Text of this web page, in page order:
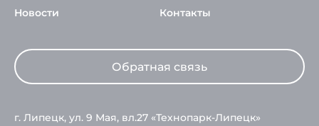
Новости Контакты
Обратная связь
г. Липецк, ул. 9 Мая, вл.27 «Технопарк-Липецк»